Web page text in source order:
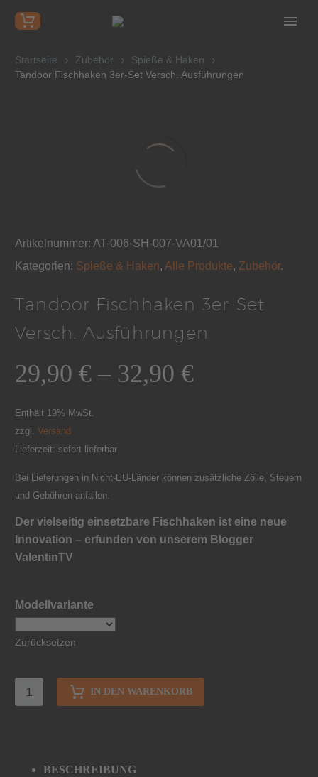
Startseite Zubehör
Spieße & Haken
Tandoor Fischhaken 3er-Set Versch. Ausführungen
Artikelnummer: AT-006-SH-007-VA01/01
Kategorien: Spieße & Haken, Alle Produkte, Zubehör.
Tandoor Fischhaken 3er-Set
Versch. Ausführungen
29,90 € – 32,90 €
Enthält 19% MwSt.
zzgl. Versand
Lieferzeit: sofort lieferbar
Bei Lieferungen in Nicht-EU-Länder können zusätzliche Zölle, Steuern
und Gebühren anfallen.
Der vielseitig einsetzbare Fischhaken ist eine neue
Innovation – erfunden von unserem Blogger
ValentinTV
Modellvariante
Zurücksetzen
IN DEN WARENKORB
BESCHREIBUNG